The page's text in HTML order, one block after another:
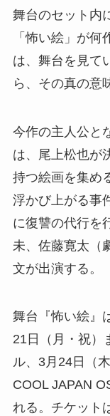
舞台のセット内
「怖い絵」が
は、舞台を見て
ら、その真の意
今作の主人公と
は、尾上松也が
持つ絵画を集め
浮かび上がる事
に復讐の代行を
未、佐藤寛太（
文が出演する。
舞台『怖い絵』
21日（月・祝）
ル、3月24日（
COOL JAPAN
れる。チケット